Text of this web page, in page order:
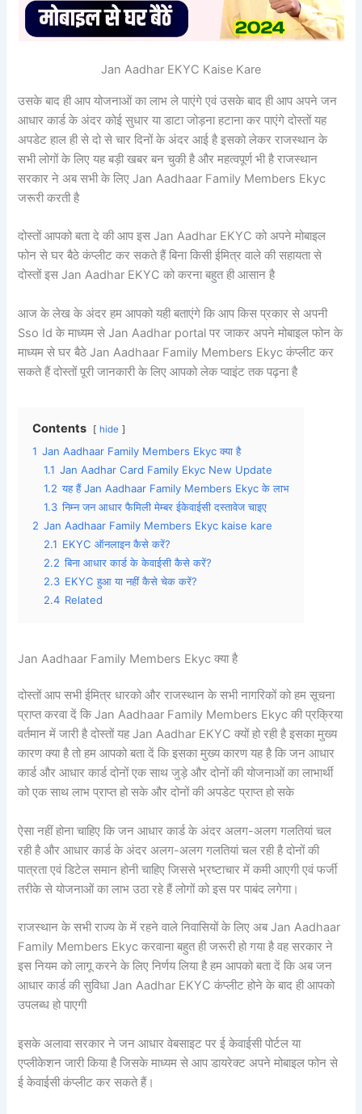
Jan Aadhar EKYC Kaise Kare
उसके बाद ही आप योजनाओं का लाभ ले पाएंगे एवं उसके बाद ही आप अपने जन
आधार कार्ड के अंदर कोई सुधार या डाटा जोड़ना हटाना कर पाएंगे दोस्तों यह
अपडेट हाल ही से दो से चार दिनों के अंदर आई है इसको लेकर राजस्थान के
सभी लोगों के लिए यह बड़ी खबर बन चुकी है और महत्वपूर्ण भी है राजस्थान
सरकार ने अब सभी के लिए Jan Aadhaar Family Members Ekyc
जरूरी करती है
दोस्तों आपको बता दे की आप इस Jan Aadhar EKYC को अपने मोबाइल
फोन से घर बैठे कंप्लीट कर सकते हैं बिना किसी ईमित्र वाले की सहायता से
दोस्तों इस Jan Aadhar EKYC को करना बहुत ही आसान है
आज के लेख के अंदर हम आपको यही बताएंगे कि आप किस प्रकार से अपनी
Sso Id के माध्यम से Jan Aadhar portal पर जाकर अपने मोबाइल फोन के
माध्यम से घर बैठे Jan Aadhaar Family Members Ekyc कंप्लीट कर
सकते हैं दोस्तों पूरी जानकारी के लिए आपको लेक प्वाइंट तक पढ़ना है
Contents hide
1 Jan Aadhaar Family Members Ekyc क्या है
1.1 Jan Aadhar Card Family Ekyc New Update
1.2 यह हैं Jan Aadhaar Family Members Ekyc के लाभ
1.3 निम्न जन आधार फैमिली मेम्बर ईकेवाईसी दस्तावेज चाइए
2 Jan Aadhaar Family Members Ekyc kaise kare
2.1 EKYC ऑनलाइन कैसे करें?
2.2 बिना आधार कार्ड के केवाईसी कैसे करें?
2.3 EKYC हुआ या नहीं कैसे चेक करें?
2.4 Related
Jan Aadhaar Family Members Ekyc क्या है
दोस्तों आप सभी ईमित्र धारको और राजस्थान के सभी नागरिकों को हम सूचना
प्राप्त करवा दें कि Jan Aadhaar Family Members Ekyc की प्रक्रिया
वर्तमान में जारी है दोस्तों यह Jan Aadhar EKYC क्यों हो रही है इसका मुख्य
कारण क्या है तो हम आपको बता दें कि इसका मुख्य कारण यह है कि जन आधार
कार्ड और आधार कार्ड दोनों एक साथ जुड़े और दोनों की योजनाओं का लाभार्थी
को एक साथ लाभ प्राप्त हो सके और दोनों की अपडेट प्राप्त हो सके
ऐसा नहीं होना चाहिए कि जन आधार कार्ड के अंदर अलग-अलग गलतियां चल
रही है और आधार कार्ड के अंदर अलग-अलग गलतियां चल रही है दोनों की
पात्रता एवं डिटेल समान होनी चाहिए जिससे भ्रष्टाचार में कमी आएगी एवं फर्जी
तरीके से योजनाओं का लाभ उठा रहे हैं लोगों को इस पर पाबंद लगेगा।
राजस्थान के सभी राज्य के में रहने वाले निवासियों के लिए अब Jan Aadhaar
Family Members Ekyc करवाना बहुत ही जरूरी हो गया है वह सरकार ने
इस नियम को लागू करने के लिए निर्णय लिया है हम आपको बता दें कि अब जन
आधार कार्ड की सुविधा Jan Aadhar EKYC कंप्लीट होने के बाद ही आपको
उपलब्ध हो पाएगी
इसके अलावा सरकार ने जन आधार वेबसाइट पर ई केवाईसी पोर्टल या
एप्लीकेशन जारी किया है जिसके माध्यम से आप डायरेक्ट अपने मोबाइल फोन से
ई केवाईसी कंप्लीट कर सकते हैं।